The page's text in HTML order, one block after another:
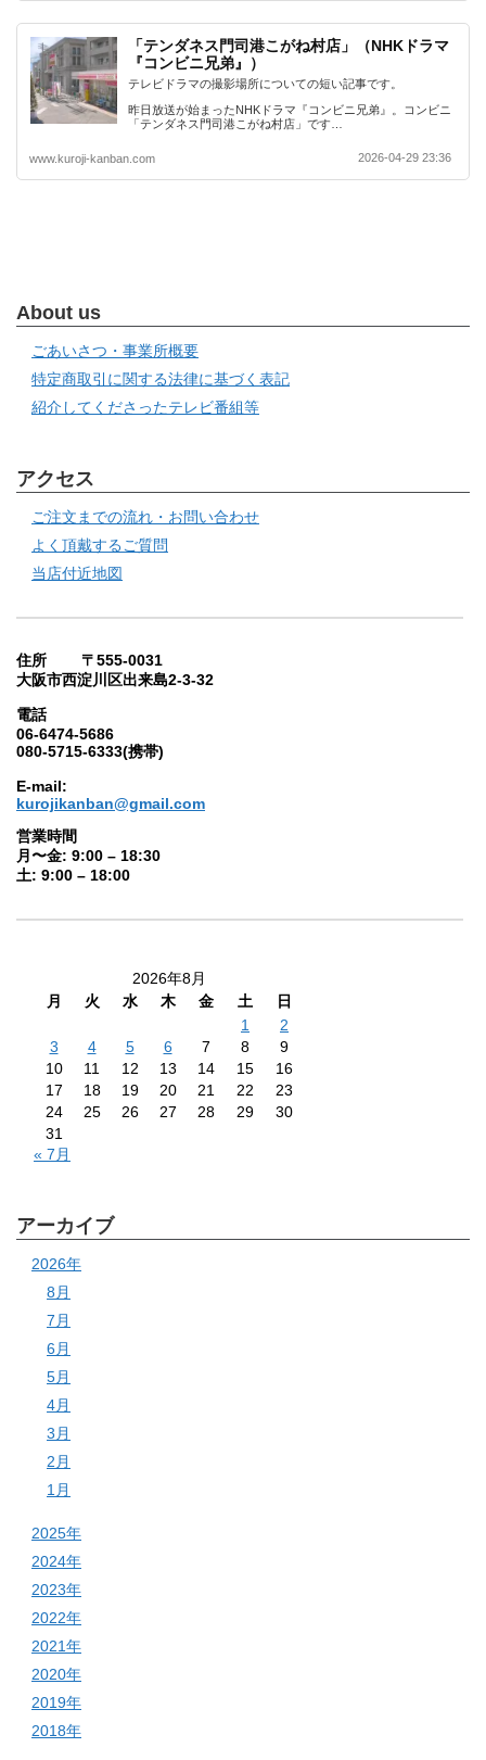
「テンダネス門司港こがね村店」（NHKドラマ
『コンビニ兄弟』）
テレビドラマの撮影場所についての短い記事です。
昨日放送が始まったNHKドラマ『コンビニ兄弟』。コンビニ
「テンダネス門司港こがね村店」です…
www.kuroji-kanban.com 2026-04-29 23:36
About us
ごあいさつ・事業所概要
特定商取引に関する法律に基づく表記
紹介してくださったテレビ番組等
アクセス
ご注文までの流れ・お問い合わせ
よく頂戴するご質問
当店付近地図
住所 〒555-0031
大阪市西淀川区出来島2-3-32
電話
06-6474-5686
080-5715-6333(携帯)
E-mail:
kurojikanban@gmail.com
営業時間
月〜金: 9:00 – 18:30
土: 9:00 – 18:00
2026年8月
月
火 水 木 金 土
日
1
2
3
4 5 6 7 8
9
10
11 12 13 14 15
16
17
18 19 20 21 22
23
24
25 26 27 28 29
30
31
« 7月
アーカイブ
2026年
8月
7月
6月
5月
4月
3月
2月
1月
2025年
2024年
2023年
2022年
2021年
2020年
2019年
2018年